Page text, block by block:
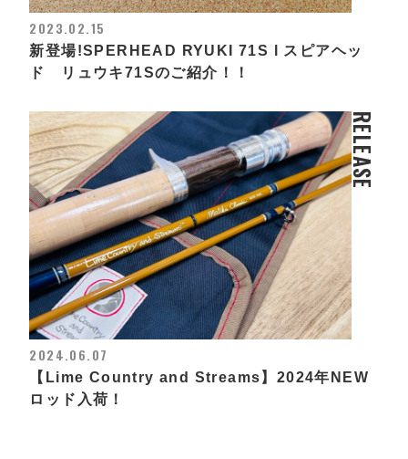
2023.02.15
新登場!SPERHEAD RYUKI 71S l スピアヘッ
ド リュウキ71Sのご紹介！！
RELEASE
2024.06.07
【Lime Country and Streams】2024年NEW
ロッド入荷！